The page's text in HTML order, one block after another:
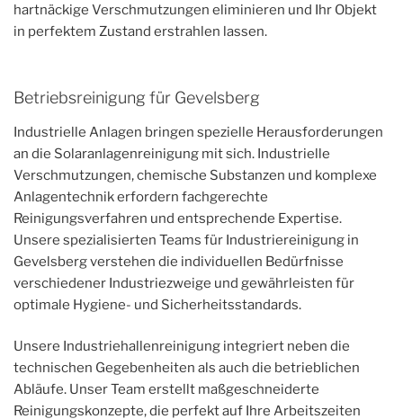
hartnäckige Verschmutzungen eliminieren und Ihr Objekt
in perfektem Zustand erstrahlen lassen.
Betriebsreinigung für Gevelsberg
Industrielle Anlagen bringen spezielle Herausforderungen
an die Solaranlagenreinigung mit sich. Industrielle
Verschmutzungen, chemische Substanzen und komplexe
Anlagentechnik erfordern fachgerechte
Reinigungsverfahren und entsprechende Expertise.
Unsere spezialisierten Teams für Industriereinigung in
Gevelsberg verstehen die individuellen Bedürfnisse
verschiedener Industriezweige und gewährleisten für
optimale Hygiene- und Sicherheitsstandards.
Unsere Industriehallenreinigung integriert neben die
technischen Gegebenheiten als auch die betrieblichen
Abläufe. Unser Team erstellt maßgeschneiderte
Reinigungskonzepte, die perfekt auf Ihre Arbeitszeiten